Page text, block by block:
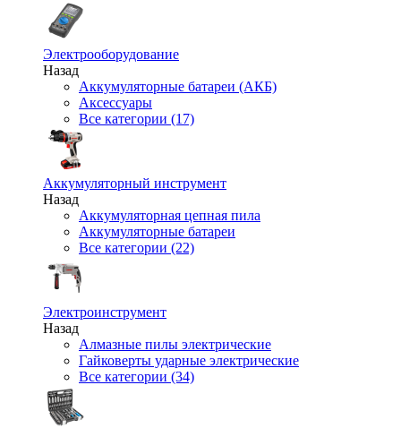
Электрооборудование
Назад
Аккумуляторные батареи (АКБ)
Аксессуары
Все категории (17)
Аккумуляторный инструмент
Назад
Аккумуляторная цепная пила
Аккумуляторные батареи
Все категории (22)
Электроинструмент
Назад
Алмазные пилы электрические
Гайковерты ударные электрические
Все категории (34)